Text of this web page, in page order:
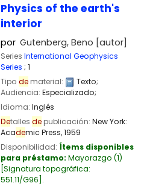
Physics of the earth's
interior
por Gutenberg, Beno [autor]
Series International Geophysics
Series ; 1
Tipo dematerial: Texto;
Audiencia: Especializado;
Idioma: Inglés
Detalles depublicación: New York:
Academic Press,1959
Disponibilidad: Ítems disponibles
para préstamo: Mayorazgo (1)
Signatura topográfica:
551.11/G96 .